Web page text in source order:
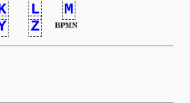
L
M
Z